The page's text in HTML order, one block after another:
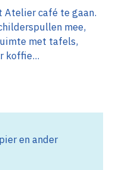
Atelier café te gaan.
mee,
met tafels,
koffie...
en ander